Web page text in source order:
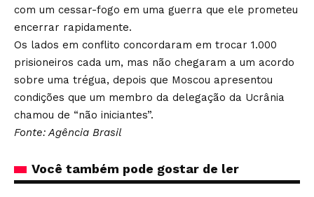
com um cessar-fogo em uma guerra que ele prometeu
encerrar rapidamente.
Os lados em conflito concordaram em trocar 1.000
prisioneiros cada um, mas não chegaram a um acordo
sobre uma trégua, depois que Moscou apresentou
condições que um membro da delegação da Ucrânia
chamou de “não iniciantes”.
Fonte: Agência Brasil
Você também pode gostar de ler